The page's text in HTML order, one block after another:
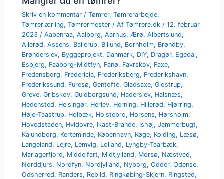
Skriv en kommentar /Tømrer,Tømrerarbejde,
Tømrerlærling,Tømrermester / AfTømrere.dk /12. februar
2023 /Aabenraa,Aalborg,Aarhus, Ærø,Albertslund,
Allerød,Assens, Ballerup, Billund, Bornholm, Brøndby,
Brønderslev, Byggeprojekt, Danmark, DIY, Dragør, Egedal,
Esbjerg, Faaborg-Midtfyn, Fanø, Favrskov, Faxe,
Fredensborg, Fredericia, Frederiksberg, Frederikshavn,
Frederikssund, Furesø,Gentofte,Gladsaxe,Glostrup,
Greve,Gribskov,Guldborgsund, Haderslev, Halsnæs,
Hedensted, Helsingør, Herlev, Herning, Hillerød, Hjørring,
Høje-Taastrup, Holbæk, Holstebro, Horsens, Hørsholm,
Hovedstaden, Hvidovre, Ikast-Brande, Ishøj,Jammerbugt,
Kalundborg, Kerteminde, København, Køge, Kolding, Læsø,
Langeland, Lejre, Lemvig, Lolland, Lyngby-Taarbæk,
Mariagerfjord, Middelfart, Midtjylland, Morsø, Næstved,
Norddjurs, Nordfyn, Nordjylland, Nyborg,Odder,Odense,
Odsherred, Randers, Rebild, Ringkøbing-Skjern, Ringsted,